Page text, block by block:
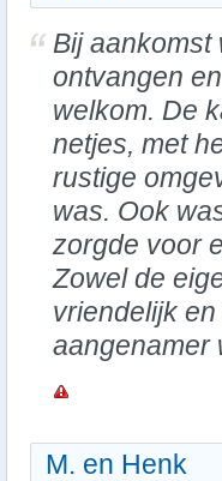
Bij aankomst
ontvangen
welkom. De
netjes, met
rustige
was. Ook
zorgde voor
Zowel de
vriendelijk
aangenamer
M. en Henk